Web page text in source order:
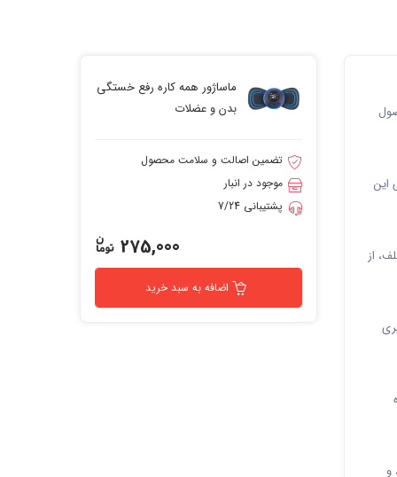
این
از
و
ماساژور همه کاره رفع خستگی
بدن و عضلات
تضمین اصالت و سلامت محصول
موجود در انبار
پشتیبانی 7/24
275,000
اضافه به سبد خرید